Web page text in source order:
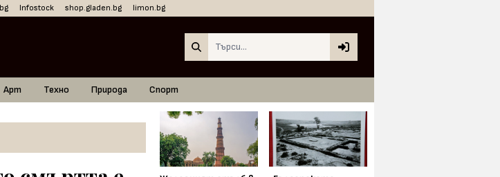
Infostock shop.gladen.bg limon.bg
Арт Техно Природа Спорт